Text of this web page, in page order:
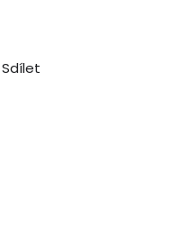
Sdílet